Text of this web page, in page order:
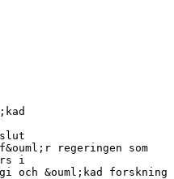
regeringen som
i
och &ouml;kad forskning